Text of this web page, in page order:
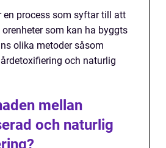
en process som syftar till att
som kan ha byggts
olika metoder såsom
och naturlig
mellan
och naturlig